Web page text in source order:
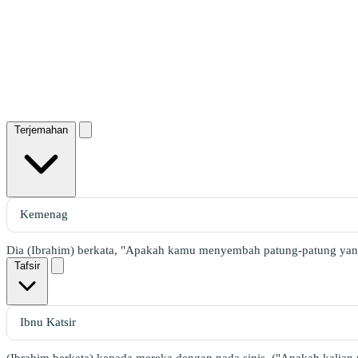
Terjemahan
Dia (Ibrahim) berkata, "Apakah kamu menyembah patung-patung
Tafsir